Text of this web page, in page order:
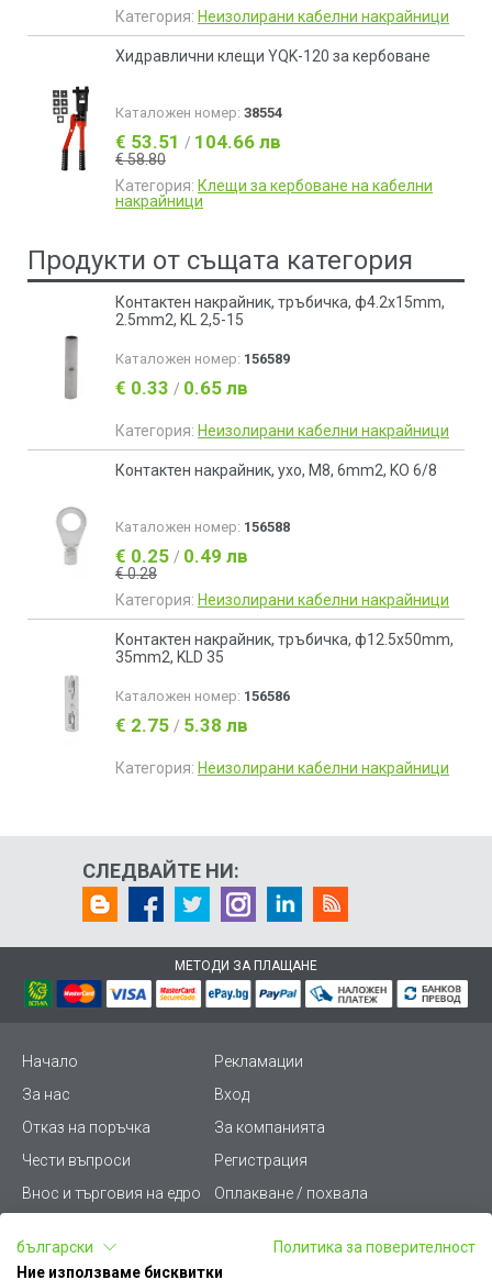
Категория: Неизолирани кабелни накрайници
Хидравлични клещи YQK-120 за кербоване
Каталожен номер: 38554
€ 53.51 / 104.66 лв
€ 58.80
Категория: Клещи за кербоване на кабелни
накрайници
Продукти от същата категория
Контактен накрайник, тръбичка, ф4.2x15mm,
2.5mm2, KL 2,5-15
Каталожен номер: 156589
€ 0.33 / 0.65 лв
Категория: Неизолирани кабелни накрайници
Контактен накрайник, ухо, M8, 6mm2, KO 6/8
Каталожен номер: 156588
€ 0.25 / 0.49 лв
€ 0.28
Категория: Неизолирани кабелни накрайници
Контактен накрайник, тръбичка, ф12.5x50mm,
35mm2, KLD 35
Каталожен номер: 156586
€ 2.75 / 5.38 лв
Категория: Неизолирани кабелни накрайници
СЛЕДВАЙТЕ НИ:
МЕТОДИ ЗА ПЛАЩАНЕ
Начало
Рекламации
За нас
Вход
Отказ на поръчка
За компанията
Чести въпроси
Регистрация
Внос и търговия на едро
Оплакване / похвала
Условия за ползване
български
Политика за поверителност
Ние използваме бисквитки